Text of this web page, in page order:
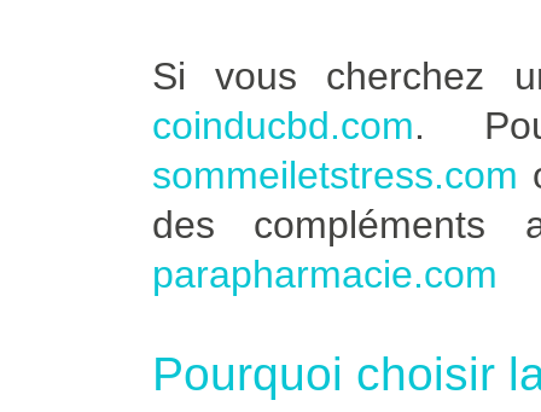
Si vous cherchez
coinducbd.com.
sommeiletstress.com
des compléments
parapharmacie.com
Pourquoi choisir